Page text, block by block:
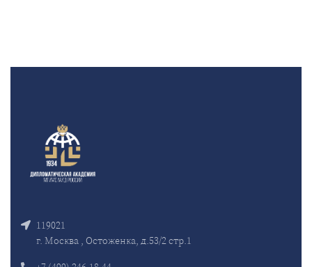
119021
г. Москва , Остоженка, д.53/2 стр.1